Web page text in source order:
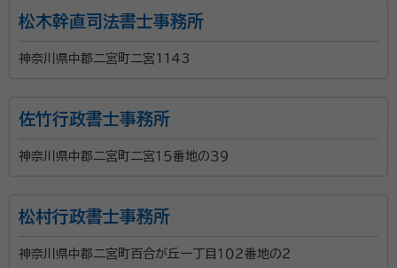
松木幹直司法書士事務所
神奈川県中郡二宮町二宮1143
佐竹行政書士事務所
神奈川県中郡二宮町二宮１５番地の３９
松村行政書士事務所
神奈川県中郡二宮町百合が丘一丁目１０２番地の２